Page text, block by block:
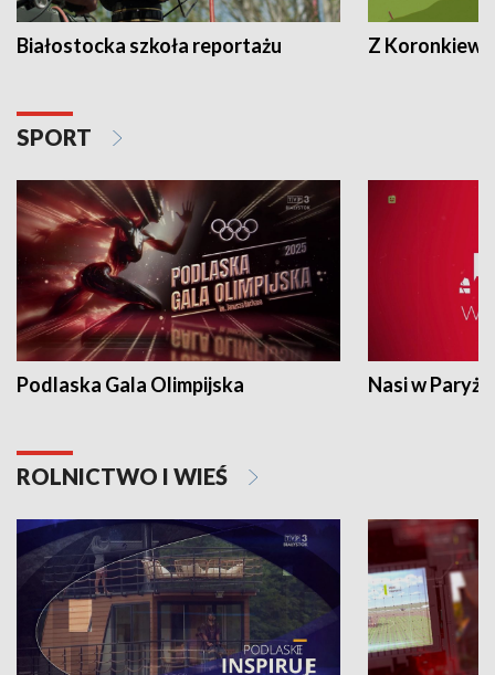
Białostocka szkoła reportażu Z
SPORT
Podlaska Gala Olimpijska Nasi w Paryżu
ROLNICTWO I WIEŚ